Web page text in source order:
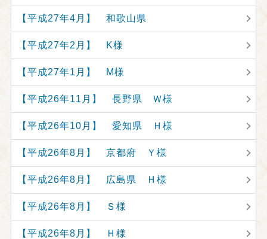
【平成27年4月】 和歌山県
【平成27年2月】 K様
【平成27年1月】 M様
【平成26年11月】 長野県 Ｗ様
【平成26年10月】 愛知県 Ｈ様
【平成26年8月】 京都府 Ｙ様
【平成26年8月】 広島県 Ｈ様
【平成26年8月】 Ｓ様
【平成26年8月】 Ｈ様